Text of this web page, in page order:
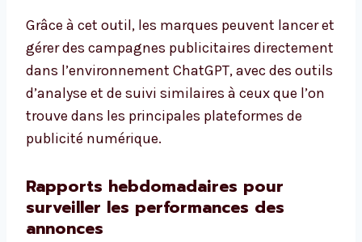
Grâce à cet outil, les marques peuvent lancer et
gérer des campagnes publicitaires directement
dans l’environnement ChatGPT, avec des outils
d’analyse et de suivi similaires à ceux que l’on
trouve dans les principales plateformes de
publicité numérique.
Rapports hebdomadaires pour
surveiller les performances des
annonces